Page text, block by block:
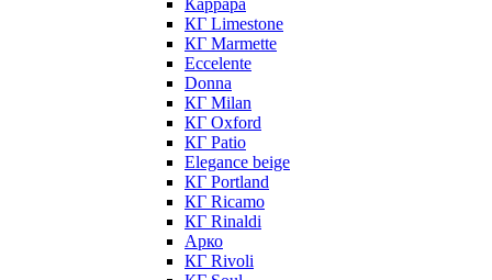
Каррара
КГ Limestone
КГ Marmette
Eccelente
Donna
КГ Milan
КГ Oxford
КГ Patio
Elegance beige
КГ Portland
КГ Ricamo
КГ Rinaldi
Арко
КГ Rivoli